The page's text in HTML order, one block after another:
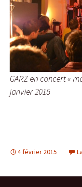
GARZ en concert «
janvier 2015
4 février 2015